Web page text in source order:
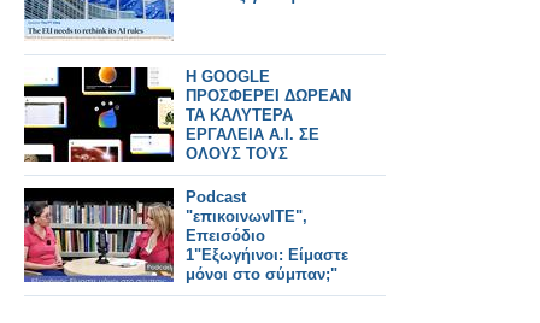
H GOOGLE
ΠΡΟΣΦΕΡΕΙ ΔΩΡΕΑΝ
ΤΑ ΚΑΛΥΤΕΡΑ
ΕΡΓΑΛΕΙΑ Α.Ι. ΣΕ
ΟΛΟΥΣ ΤΟΥΣ
ΕΛΛΗΝΕΣ ΦΟΙΤΗΤΕΣ
Podcast
"επικοινωνITE",
Επεισόδιο
1"Εξωγήινοι: Είμαστε
μόνοι στο σύμπαν;"